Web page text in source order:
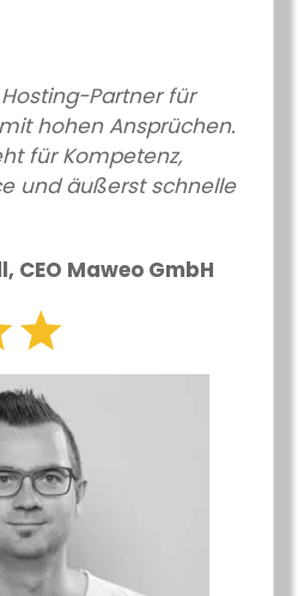
Partner für
hohen Ansprüchen.
für Kompetenz,
und äußerst schnelle
Maweo GmbH